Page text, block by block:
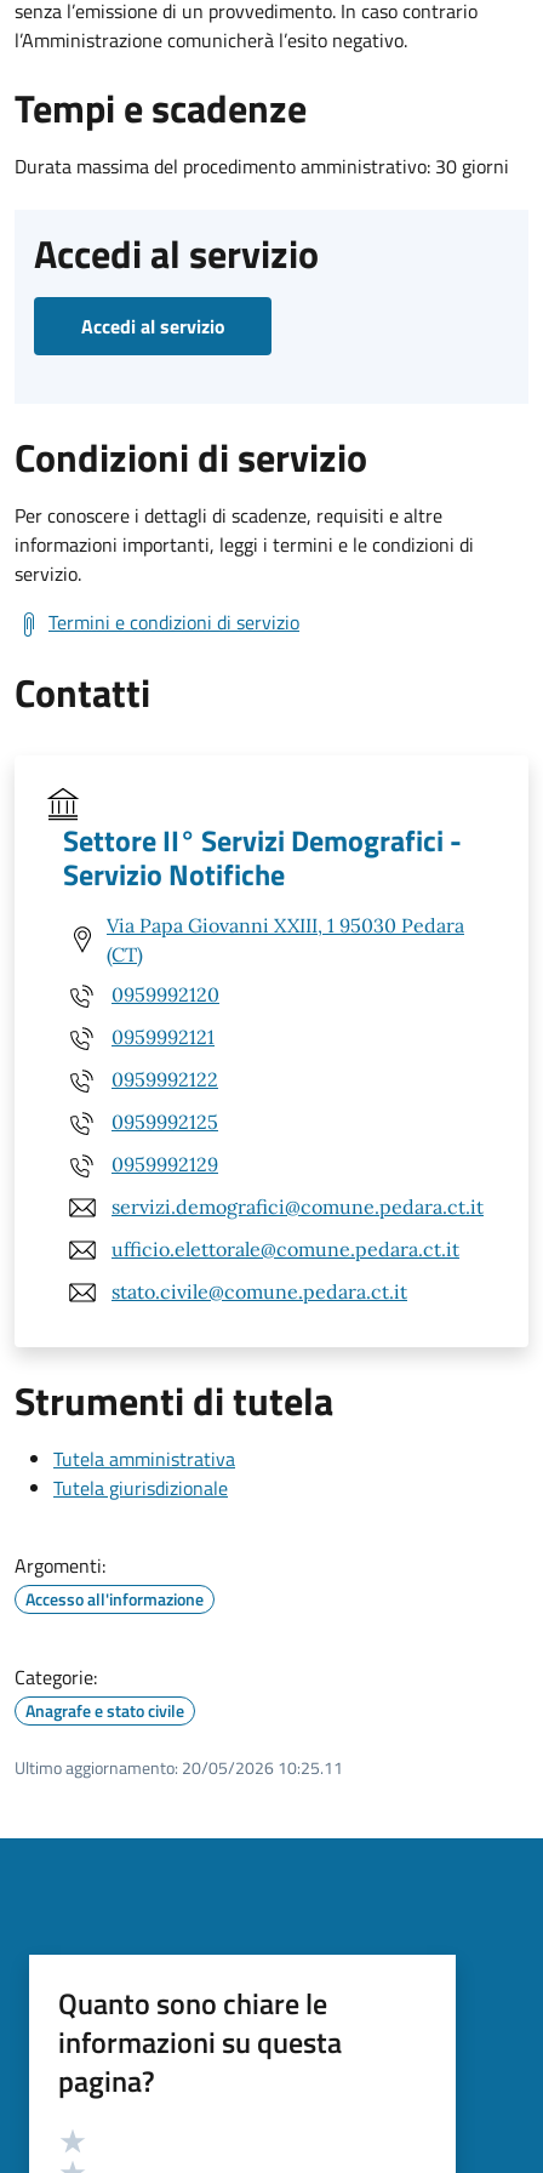
senza l’emissione di un provvedimento. In caso contrario
l’Amministrazione comunicherà l’esito negativo.
Tempi e scadenze
Durata massima del procedimento amministrativo: 30 giorni
Accedi al servizio
Accedi al servizio
Condizioni di servizio
Per conoscere i dettagli di scadenze, requisiti e altre
informazioni importanti, leggi i termini e le condizioni di
servizio.
Termini e condizioni di servizio
Contatti
Settore II° Servizi Demografici -
Servizio Notifiche
Via Papa Giovanni XXIII, 1 95030 Pedara
(CT)
0959992120
0959992121
0959992122
0959992125
0959992129
servizi.demografici@comune.pedara.ct.it
ufficio.elettorale@comune.pedara.ct.it
stato.civile@comune.pedara.ct.it
Strumenti di tutela
Tutela amministrativa
Tutela giurisdizionale
Argomenti:
Accesso all'informazione
Categorie:
Anagrafe e stato civile
Ultimo aggiornamento: 20/05/2026 10:25.11
Quanto sono chiare le
informazioni su questa
pagina?
Valutazione